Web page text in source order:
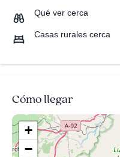
Qué ver cerca
Casas rurales cerca
Cómo llegar
+
−